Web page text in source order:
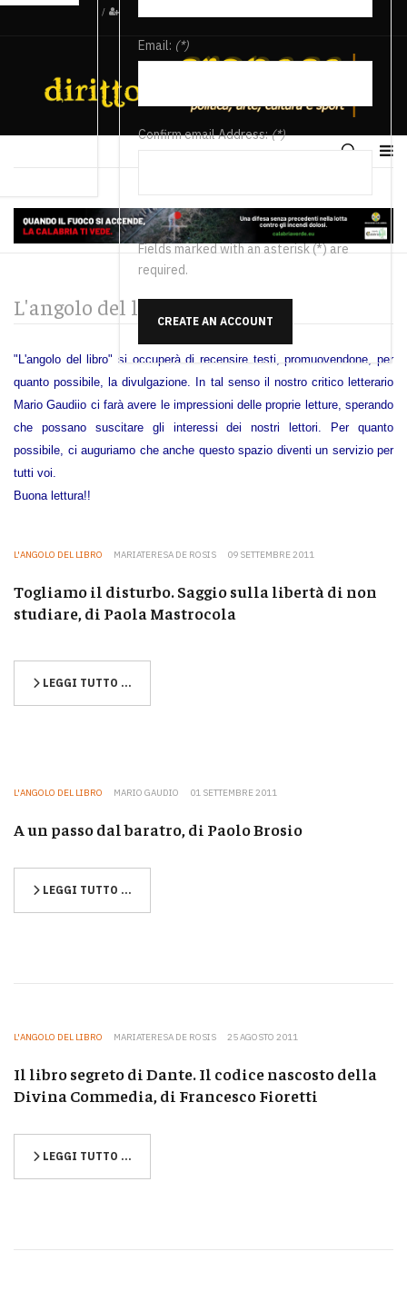
/
Email: (*)
Confirm email Address:(*)
Fields marked with an asterisk (*) are
required.
CREATE AN ACCOUNT
L'angolo del libro
"L'angolo del libro" si occuperà di recensire testi, promuovendone, per
quanto possibile, la divulgazione. In tal senso il nostro critico letterario
Mario Gaudiio ci farà avere le impressioni delle proprie letture, sperando
che possano suscitare gli interessi dei nostri lettori. Per quanto
possibile, ci auguriamo che anche questo spazio diventi un servizio per
tutti voi.
Buona lettura!!
L'ANGOLO DEL LIBRO MARIATERESA DE ROSIS 09 SETTEMBRE 2011
Togliamo il disturbo. Saggio sulla libertà di non
studiare, di Paola Mastrocola
LEGGI TUTTO …
L'ANGOLO DEL LIBRO MARIO GAUDIO 01 SETTEMBRE 2011
A un passo dal baratro, di Paolo Brosio
LEGGI TUTTO …
L'ANGOLO DEL LIBRO MARIATERESA DE ROSIS 25 AGOSTO 2011
Il libro segreto di Dante. Il codice nascosto della
Divina Commedia, di Francesco Fioretti
LEGGI TUTTO …